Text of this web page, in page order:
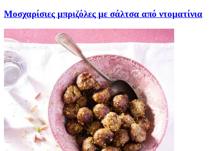
Μοσχαρίσιες μπριζόλες με σάλτσα από ντοματίνια